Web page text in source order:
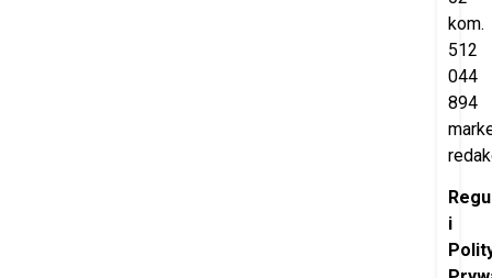
kom.
512
044
894
i